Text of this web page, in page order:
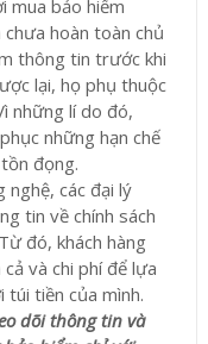
mua bảo hiểm
hoàn toàn chủ
thông tin trước khi
lại, họ phụ thuộc
những lí do đó,
những hạn chế
đọng.
các đại lý
tin về chính sách
đó, khách hàng
và chi phí để lựa
túi tiền của mình.
dõi thông tin và